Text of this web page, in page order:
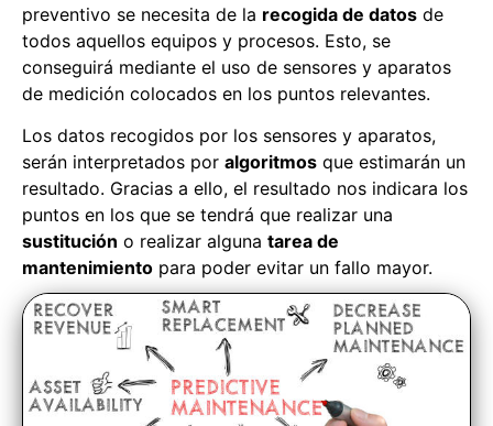
preventivo se necesita de la recogida de datos de
todos aquellos equipos y procesos. Esto, se
conseguirá mediante el uso de sensores y aparatos
de medición colocados en los puntos relevantes.
Los datos recogidos por los sensores y aparatos,
serán interpretados por algoritmos que estimarán un
resultado. Gracias a ello, el resultado nos indicara los
puntos en los que se tendrá que realizar una
sustitución o realizar alguna tarea de
mantenimiento para poder evitar un fallo mayor.